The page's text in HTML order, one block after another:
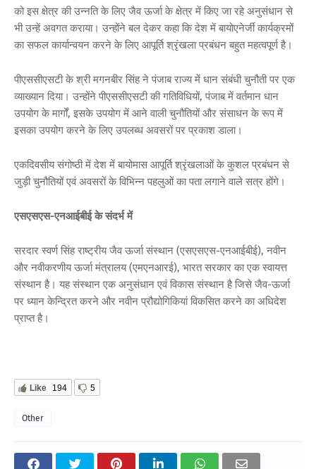
को इस क्षेत्र की उन्नति के लिए जैव ऊर्जा के क्षेत्र में किए जा रहे अनुसंधान से
भी उन्हें अवगत कराया। उन्होंने बल देकर कहा कि देश में बायोएनेर्जी कार्यक्रमों
का सफल कार्यान्वयन करने के लिए आपूर्ति श्रृंखला प्रबंधन बहुत महत्वपूर्ण है।
पीएससीएसटी के श्री मगनबीर सिंह ने पंजाब राज्य में धान संबंधी चुनौती पर एक
व्याख्यान दिया। उन्होंने पीएससीएसटी की गतिविधियों, पंजाब में वर्तमान धान
उपयोग के मार्गों, इसके उपयोग में आने वाली चुनौतियों और संसाधन के रूप में
इसका उपयोग करने के लिए उपलब्ध अवसरों पर प्रकाश डाला।
एकदिवसीय संगोष्ठी में देश में बायोमास आपूर्ति श्रृंखलाओं के कुशल प्रबंधन से
जुड़ी चुनौतियों एवं अवसरों के विभिन्न पहलुओं का पता लगाने वाले सत्र होंगे।
एसएसएस-एनआईबीई के संदर्भ में
सरदार स्वर्ण सिंह राष्ट्रीय जैव ऊर्जा संस्थान (एसएसएस-एनआईबीई), नवीन
और नवीकरणीय ऊर्जा मंत्रालय (एमएनआरई), भारत सरकार का एक स्वायत्त
संस्थान है। यह संस्थान एक अनुसंधान एवं विकास संस्थान है जिसे जैव-ऊर्जा
पर ध्यान केन्द्रित करने और नवीन प्रौद्योगिकियां विकसित करने का अधिदेश
प्राप्त है।
Like 194 5
Other